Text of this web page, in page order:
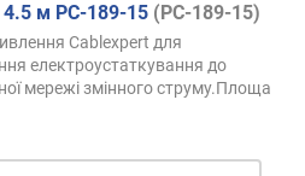
м PC-189-15 (PC-189-15)
Cablexpert для
електроустаткування до
мережі змінного струму.Площа